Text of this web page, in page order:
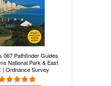
067 Pathfinder Guides
National Park & East
| Ordnance Survey